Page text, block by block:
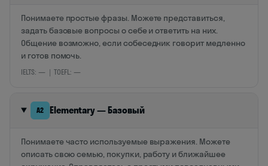
Понимаете простые фразы. Можете представиться,
задать базовые вопросы о себе и ответить на них.
Общение возможно, если собеседник говорит медленно
и готов помочь.
IELTS: — | TOEFL: —
A2 Elementary — Базовый
Понимаете часто используемые выражения. Можете
описать свою семью, покупки, работу и ближайшее